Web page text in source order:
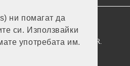
ни помагат да
си. Използвайки
употребата им.
GDPR
е 100% съобразен с GDPR.